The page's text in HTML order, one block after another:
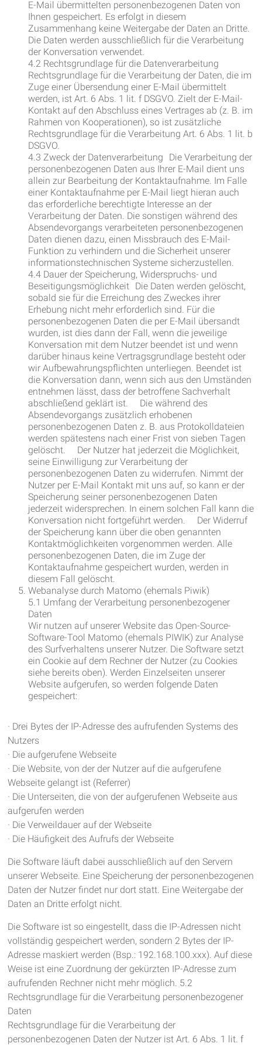
E-Mail übermittelten personenbezogenen Daten von
Ihnen gespeichert. Es erfolgt in diesem
Zusammenhang keine Weitergabe der Daten an Dritte.
Die Daten werden ausschließlich für die Verarbeitung
der Konversation verwendet.
4.2 Rechtsgrundlage für die Datenverarbeitung
Rechtsgrundlage für die Verarbeitung der Daten, die im
Zuge einer Übersendung einer E-Mail übermittelt
werden, ist Art. 6 Abs. 1 lit. f DSGVO. Zielt der E-Mail-
Kontakt auf den Abschluss eines Vertrages ab (z. B. im
Rahmen von Kooperationen), so ist zusätzliche
Rechtsgrundlage für die Verarbeitung Art. 6 Abs. 1 lit. b
DSGVO.
4.3 Zweck der Datenverarbeitung Die Verarbeitung der
personenbezogenen Daten aus Ihrer E-Mail dient uns
allein zur Bearbeitung der Kontaktaufnahme. Im Falle
einer Kontaktaufnahme per E-Mail liegt hieran auch
das erforderliche berechtigte Interesse an der
Verarbeitung der Daten. Die sonstigen während des
Absendevorgangs verarbeiteten personenbezogenen
Daten dienen dazu, einen Missbrauch des E-Mail-
Funktion zu verhindern und die Sicherheit unserer
informationstechnischen Systeme sicherzustellen.
4.4 Dauer der Speicherung, Widerspruchs- und
Beseitigungsmöglichkeit Die Daten werden gelöscht,
sobald sie für die Erreichung des Zweckes ihrer
Erhebung nicht mehr erforderlich sind. Für die
personenbezogenen Daten die per E-Mail übersandt
wurden, ist dies dann der Fall, wenn die jeweilige
Konversation mit dem Nutzer beendet ist und wenn
darüber hinaus keine Vertragsgrundlage besteht oder
wir Aufbewahrungspflichten unterliegen. Beendet ist
die Konversation dann, wenn sich aus den Umständen
entnehmen lässt, dass der betroffene Sachverhalt
abschließend geklärt ist. Die während des
Absendevorgangs zusätzlich erhobenen
personenbezogenen Daten z. B. aus Protokolldateien
werden spätestens nach einer Frist von sieben Tagen
gelöscht. Der Nutzer hat jederzeit die Möglichkeit,
seine Einwilligung zur Verarbeitung der
personenbezogenen Daten zu widerrufen. Nimmt der
Nutzer per E-Mail Kontakt mit uns auf, so kann er der
Speicherung seiner personenbezogenen Daten
jederzeit widersprechen. In einem solchen Fall kann die
Konversation nicht fortgeführt werden. Der Widerruf
der Speicherung kann über die oben genannten
Kontaktmöglichkeiten vorgenommen werden. Alle
personenbezogenen Daten, die im Zuge der
Kontaktaufnahme gespeichert wurden, werden in
diesem Fall gelöscht.
Webanalyse durch Matomo (ehemals Piwik)
5.1 Umfang der Verarbeitung personenbezogener
Daten
Wir nutzen auf unserer Website das Open-Source-
Software-Tool Matomo (ehemals PIWIK) zur Analyse
des Surfverhaltens unserer Nutzer. Die Software setzt
ein Cookie auf dem Rechner der Nutzer (zu Cookies
siehe bereits oben). Werden Einzelseiten unserer
Website aufgerufen, so werden folgende Daten
gespeichert:
· Drei Bytes der IP-Adresse des aufrufenden Systems des
Nutzers
· Die aufgerufene Webseite
· Die Website, von der der Nutzer auf die aufgerufene
Webseite gelangt ist (Referrer)
· Die Unterseiten, die von der aufgerufenen Webseite aus
aufgerufen werden
· Die Verweildauer auf der Webseite
· Die Häufigkeit des Aufrufs der Webseite
Die Software läuft dabei ausschließlich auf den Servern
unserer Webseite. Eine Speicherung der personenbezogenen
Daten der Nutzer findet nur dort statt. Eine Weitergabe der
Daten an Dritte erfolgt nicht.
Die Software ist so eingestellt, dass die IP-Adressen nicht
vollständig gespeichert werden, sondern 2 Bytes der IP-
Adresse maskiert werden (Bsp.: 192.168.100.xxx). Auf diese
Weise ist eine Zuordnung der gekürzten IP-Adresse zum
aufrufenden Rechner nicht mehr möglich. 5.2
Rechtsgrundlage für die Verarbeitung personenbezogener
Daten
Rechtsgrundlage für die Verarbeitung der
personenbezogenen Daten der Nutzer ist Art. 6 Abs. 1 lit. f